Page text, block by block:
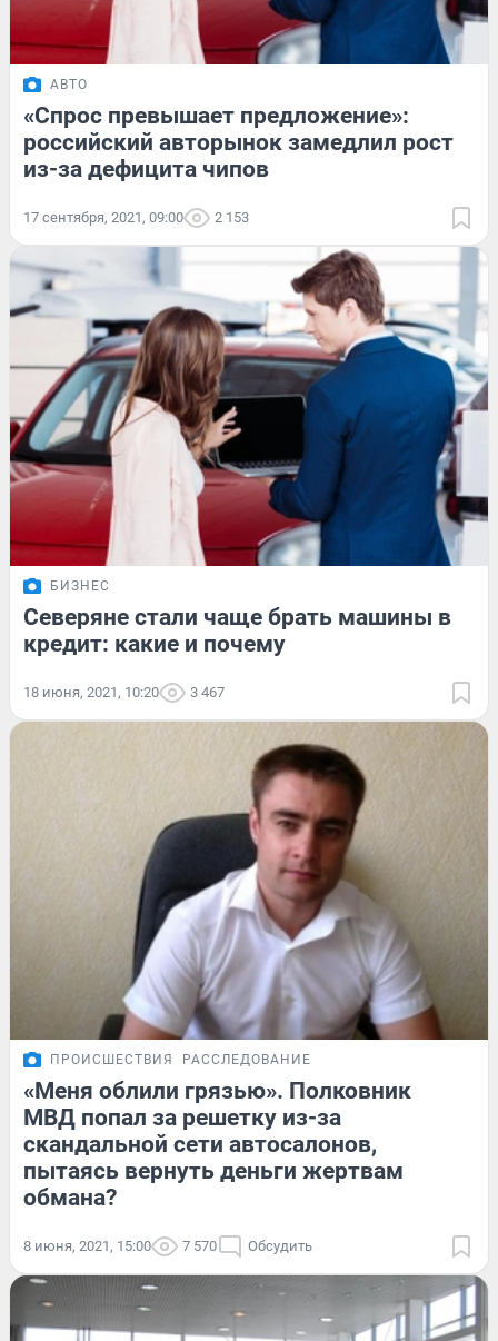
АВТО
«Спрос превышает предложение»:
российский авторынок замедлил рост
из-за дефицита чипов
17 сентября, 2021, 09:00 2 153
БИЗНЕС
Северяне стали чаще брать машины в
кредит: какие и почему
18 июня, 2021, 10:20 3 467
ПРОИСШЕСТВИЯ РАССЛЕДОВАНИЕ
«Меня облили грязью». Полковник
МВД попал за решетку из-за
скандальной сети автосалонов,
пытаясь вернуть деньги жертвам
обмана?
8 июня, 2021, 15:00 7 570 Обсудить